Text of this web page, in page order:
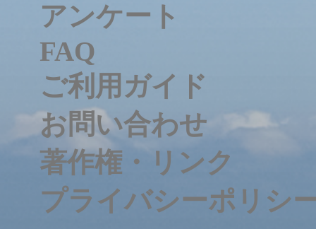
アンケート
FAQ
ご利用ガイド
お問い合わせ
著作権・リンク
プライバシーポリシ